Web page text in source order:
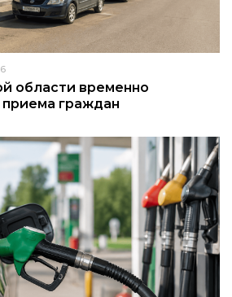
области временно
граждан